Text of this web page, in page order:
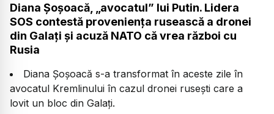
Diana Șoșoacă, „avocatul” lui Putin. Lidera
SOS contestă proveniența rusească a dronei
din Galați și acuză NATO că vrea război cu
Rusia
Diana Șoșoacă s-a transformat în aceste zile în
avocatul Kremlinului în cazul dronei rusești care a
lovit un bloc din Galați.